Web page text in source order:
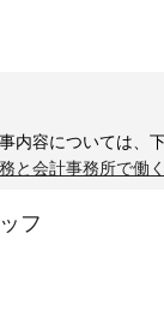
内容については、
と会計事務所で働
フ